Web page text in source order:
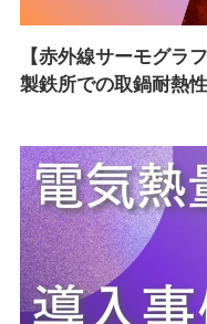
【赤外線サーモグラ
製鉄所での取鍋耐熱